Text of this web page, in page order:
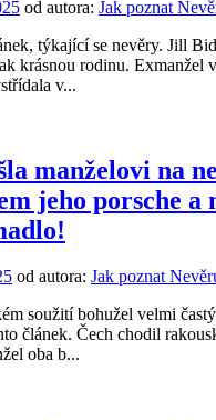
od autora: Jak poznat
týkající se nevěry. Jill
krásnou rodinu. Exmanžel
v...
manželovi na
jeho porsche a
od autora: Jak poznat
soužití bohužel velmi
článek. Čech chodil
oba b...